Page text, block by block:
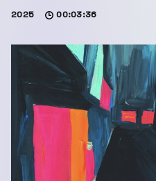
2025 00:03:36